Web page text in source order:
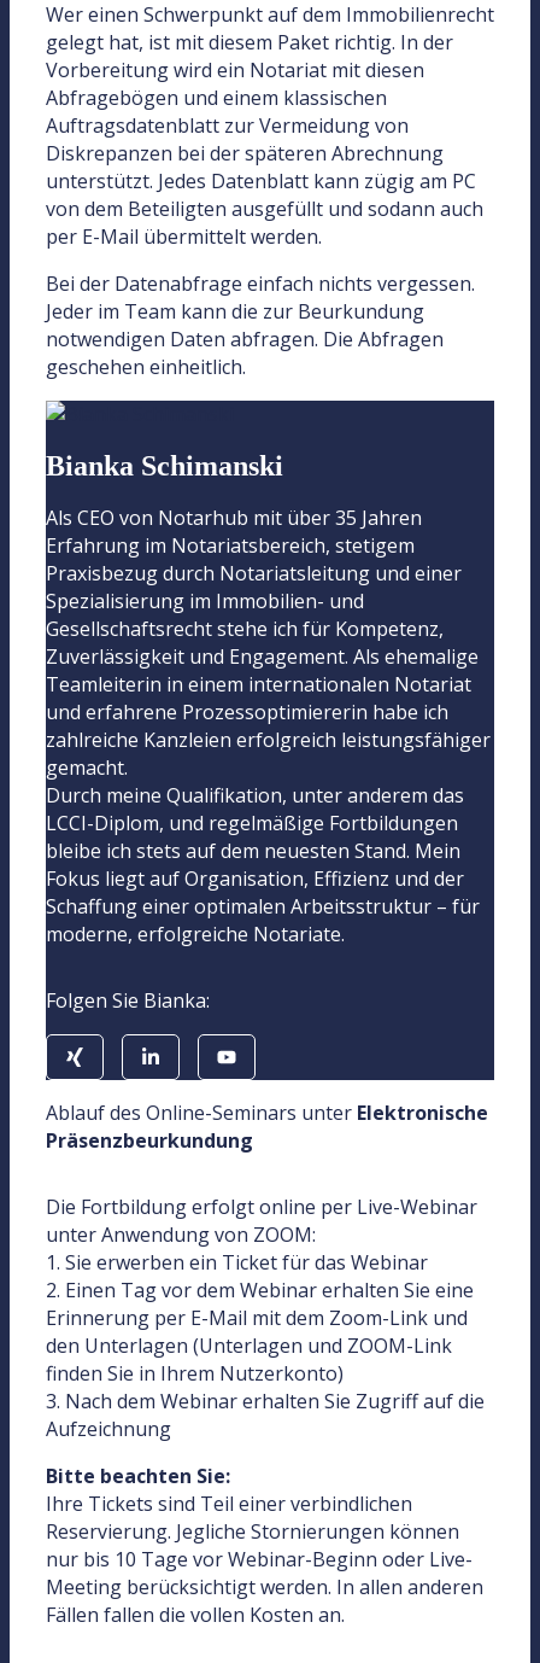
Wer einen Schwerpunkt auf dem Immobilienrecht
gelegt hat, ist mit diesem Paket richtig. In der
Vorbereitung wird ein Notariat mit diesen
Abfragebögen und einem klassischen
Auftragsdatenblatt zur Vermeidung von
Diskrepanzen bei der späteren Abrechnung
unterstützt. Jedes Datenblatt kann zügig am PC
von dem Beteiligten ausgefüllt und sodann auch
per E-Mail übermittelt werden.
Bei der Datenabfrage einfach nichts vergessen.
Jeder im Team kann die zur Beurkundung
notwendigen Daten abfragen. Die Abfragen
geschehen einheitlich.
Bianka Schimanski
Als CEO von Notarhub mit über 35 Jahren
Erfahrung im Notariatsbereich, stetigem
Praxisbezug durch Notariatsleitung und einer
Spezialisierung im Immobilien- und
Gesellschaftsrecht stehe ich für Kompetenz,
Zuverlässigkeit und Engagement. Als ehemalige
Teamleiterin in einem internationalen Notariat
und erfahrene Prozessoptimiererin habe ich
zahlreiche Kanzleien erfolgreich leistungsfähiger
gemacht.
Durch meine Qualifikation, unter anderem das
LCCI-Diplom, und regelmäßige Fortbildungen
bleibe ich stets auf dem neuesten Stand. Mein
Fokus liegt auf Organisation, Effizienz und der
Schaffung einer optimalen Arbeitsstruktur – für
moderne, erfolgreiche Notariate.
Folgen Sie Bianka:
Ablauf des Online-Seminars unter Elektronische
Präsenzbeurkundung
Die Fortbildung erfolgt online per Live-Webinar
unter Anwendung von ZOOM:
1. Sie erwerben ein Ticket für das Webinar
2. Einen Tag vor dem Webinar erhalten Sie eine
Erinnerung per E-Mail mit dem Zoom-Link und
den Unterlagen (Unterlagen und ZOOM-Link
finden Sie in Ihrem Nutzerkonto)
3. Nach dem Webinar erhalten Sie Zugriff auf die
Aufzeichnung
Bitte beachten Sie:
Ihre Tickets sind Teil einer verbindlichen
Reservierung. Jegliche Stornierungen können
nur bis 10 Tage vor Webinar-Beginn oder Live-
Meeting berücksichtigt werden. In allen anderen
Fällen fallen die vollen Kosten an.